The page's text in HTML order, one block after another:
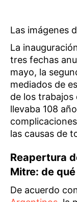
Las imágenes
La
tres fechas
mayo, la
mediados de
de los
llevaba 108
las causas de
Reapertura
Mitre: de
De acuerdo